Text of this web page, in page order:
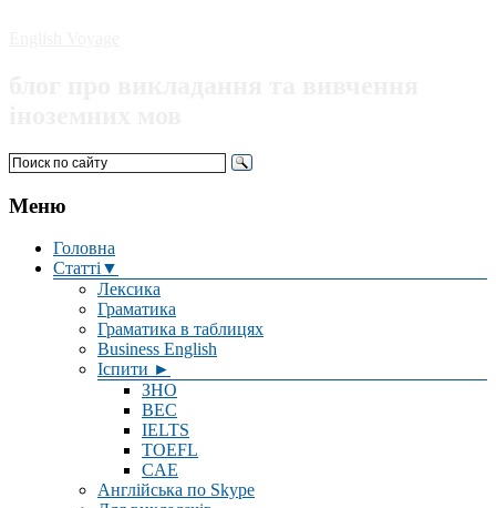
Меню
Головна
Статті▼
Лексика
Граматика
Граматика в таблицях
Business English
Іспити ►
ЗНО
BEC
IELTS
TOEFL
CAE
Англійська по Skype